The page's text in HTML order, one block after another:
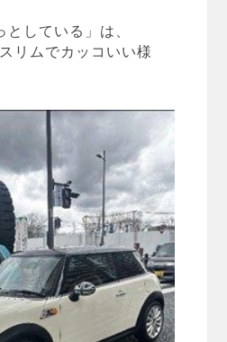
している」は、
リムでカッコいい様